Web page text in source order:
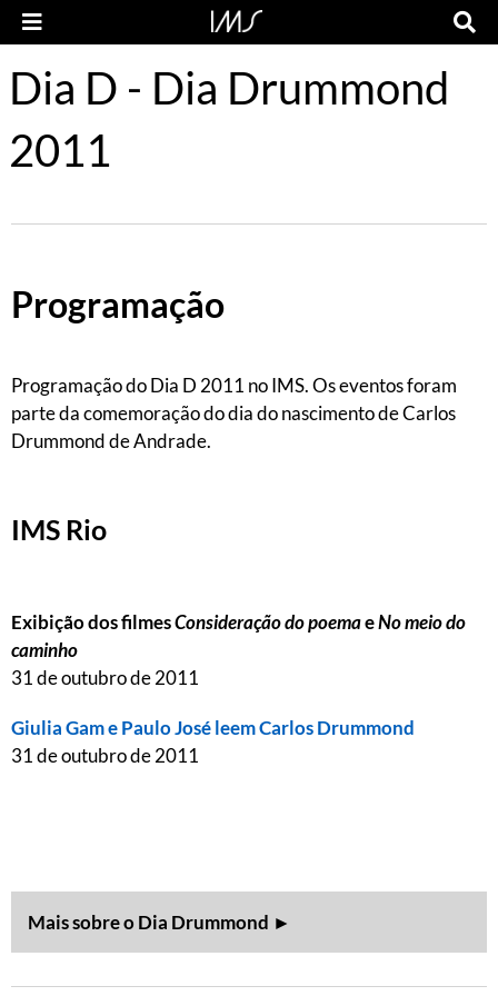
Dia D - Dia Drummond
2011
Programação
Programação do Dia D 2011 no IMS. Os eventos foram
parte da comemoração do dia do nascimento de Carlos
Drummond de Andrade.
IMS Rio
Exibição dos filmesConsideração do poemaeNo meio do
caminho
31 de outubro de 2011
Giulia Gam e Paulo José leem Carlos Drummond
31 de outubro de 2011
Mais sobre o Dia Drummond ►